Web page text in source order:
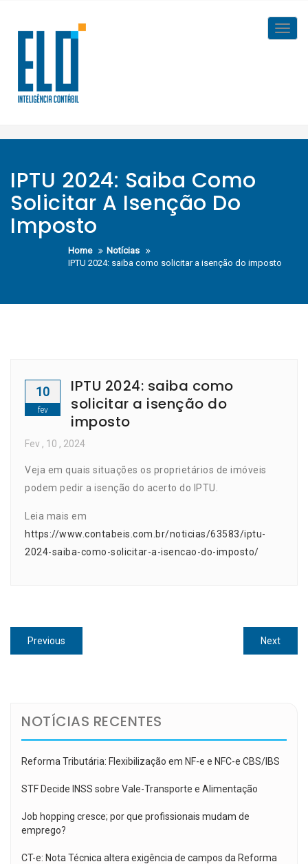
content
IPTU 2024: Saiba Como
Solicitar A Isenção Do
Imposto
Home
Notícias
IPTU 2024: saiba como solicitar a isenção do imposto
10
fev
IPTU 2024: saiba como
solicitar a isenção do
imposto
Fev , 10 , 2024
Veja em quais situações os proprietários de imóveis
podem pedir a isenção do acerto do IPTU.
Leia mais em
https://www.contabeis.com.br/noticias/63583/iptu-
2024-saiba-como-solicitar-a-isencao-do-imposto/
Navegação
de
Previous
post:
NextNext
post:
NOTÍCIAS RECENTES
Reforma Tributária: Flexibilização em NF-e e NFC-e CBS/IBS
STF Decide INSS sobre Vale-Transporte e Alimentação
Job hopping cresce; por que profissionais mudam de
emprego?
CT-e: Nota Técnica altera exigência de campos da Reforma